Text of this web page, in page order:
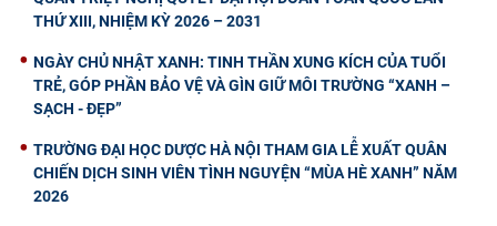
THỨ XIII, NHIỆM KỲ 2026 – 2031
NGÀY CHỦ NHẬT XANH: TINH THẦN XUNG KÍCH CỦA TUỔI
TRẺ, GÓP PHẦN BẢO VỆ VÀ GÌN GIỮ MÔI TRƯỜNG “XANH –
SẠCH - ĐẸP”
TRƯỜNG ĐẠI HỌC DƯỢC HÀ NỘI THAM GIA LỄ XUẤT QUÂN
CHIẾN DỊCH SINH VIÊN TÌNH NGUYỆN “MÙA HÈ XANH” NĂM
2026